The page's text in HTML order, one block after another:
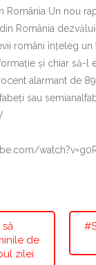
România Un nou
România
români înțeleg
și chiar să-l
alarmant de
sau
de
zilei